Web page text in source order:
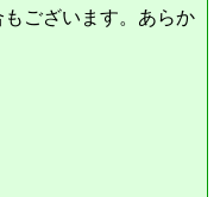
ございます。あらか